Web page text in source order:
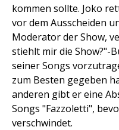
kommen sollte. Joko
vor dem Ausscheiden
Moderator der Show,
stiehlt mir die Show?"-
seiner Songs
zum Besten gegeben
anderen gibt er eine
Songs "Fazzoletti",
verschwindet.